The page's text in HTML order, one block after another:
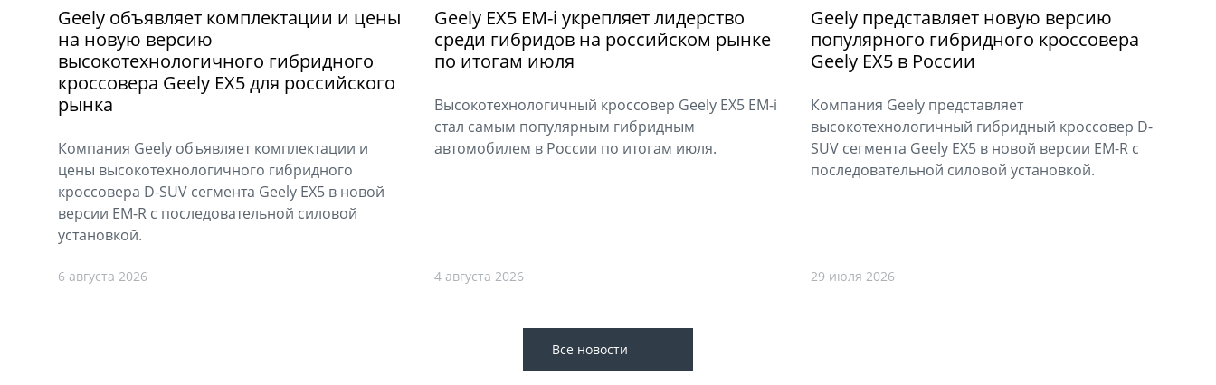
Geely объявляет комплектации и цены
на новую версию
высокотехнологичного гибридного
кроссовера Geely EX5 для российского
рынка
Компания Geely объявляет комплектации и
цены высокотехнологичного гибридного
кроссовера D-SUV сегмента Geely EX5 в новой
версии EM-R с последовательной силовой
установкой.
6 августа 2026
Geely EX5 EM-i укрепляет лидерство
среди гибридов на российском рынке
по итогам июля
Высокотехнологичный кроссовер Geely EX5 EM-i
стал самым популярным гибридным
автомобилем в России по итогам июля.
4 августа 2026
Geely представляет новую версию
популярного гибридного кроссовера
Geely EX5 в России
Компания Geely представляет
высокотехнологичный гибридный кроссовер D-
SUV сегмента Geely EX5 в новой версии EM-R с
последовательной силовой установкой.
29 июля 2026
Все новости